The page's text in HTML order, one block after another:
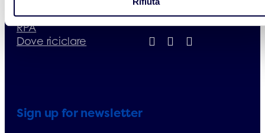
Il corretto riciclo dei
RPA
Dove riciclare
Newsletter
Sign up for newsletter